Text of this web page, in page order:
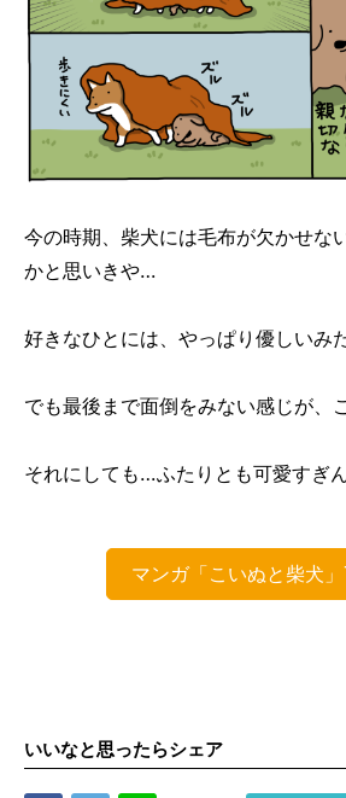
今の時期、柴犬には毛布が欠かせな
かと思いきや…
好きなひとには、やっぱり優しいみた
でも最後まで面倒をみない感じが、
それにしても…ふたりとも可愛すぎ
マンガ「こいぬと柴犬
いいなと思ったらシェア